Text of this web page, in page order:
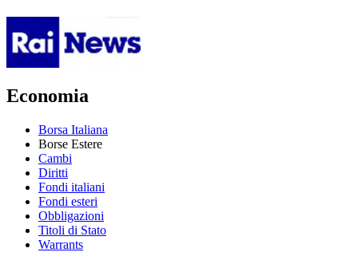
Economia
Borsa Italiana
Borse Estere
Cambi
Diritti
Fondi italiani
Fondi esteri
Obbligazioni
Titoli di Stato
Warrants